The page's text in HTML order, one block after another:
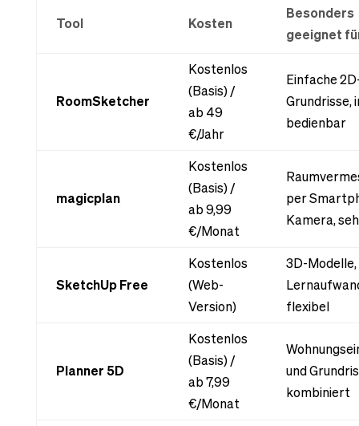
Tool Kosten
Besonders
geeignet
RoomSketcher
Kostenlos
(Basis) /
ab 49
€/Jahr
Einfache
Grundrisse,
bedienbar
magicplan
Kostenlos
(Basis) /
ab 9,99
€/Monat
per
Kamera,
SketchUp Free
Kostenlos
(Web-
Version)
3D-
flexibel
Planner 5D
Kostenlos
(Basis) /
ab 7,99
€/Monat
und
kombiniert